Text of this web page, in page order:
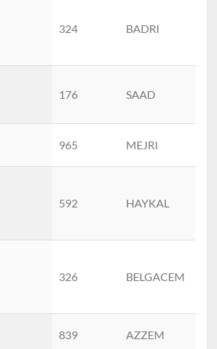
324 BADRI
176 SAAD
965 MEJRI
592 HAYKAL
326 BELGACEM
839 AZZEM